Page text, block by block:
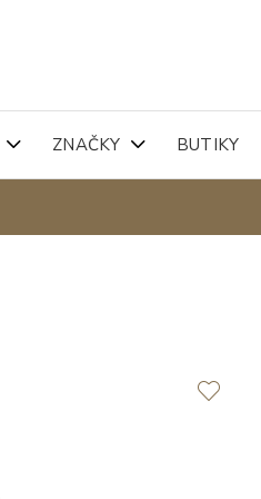
ZNAČKY BUTIKY